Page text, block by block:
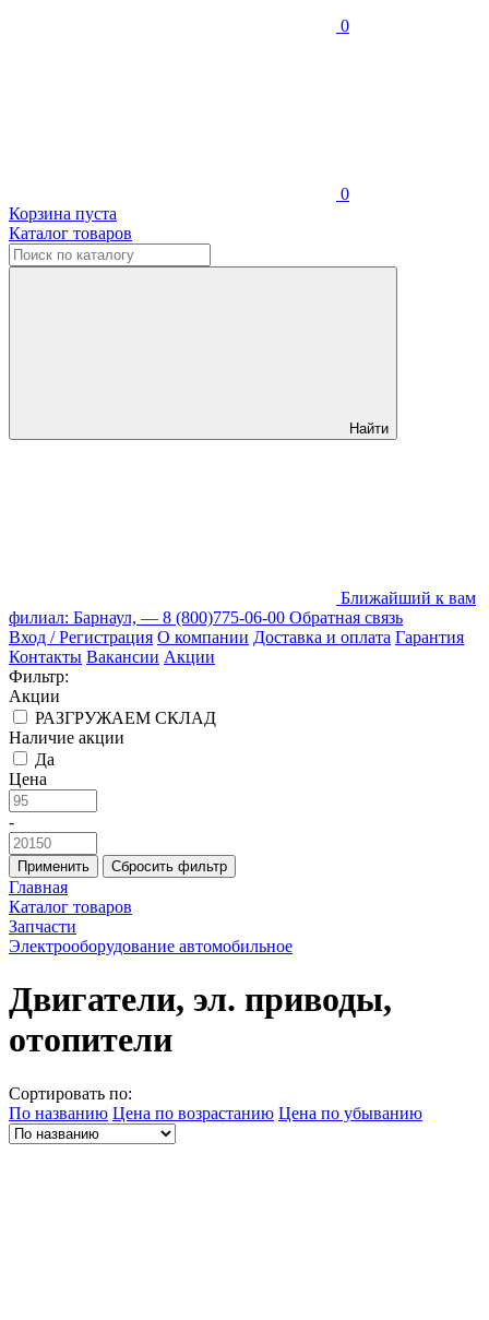
0
0
Корзина пуста
Каталог товаров
Найти
Ближайший к вам
филиал: Барнаул, — 8 (800)775-06-00 Обратная связь
Вход / Регистрация О компании Доставка и оплата Гарантия
Контакты Вакансии Акции
Фильтр:
Акции
РАЗГРУЖАЕМ СКЛАД
Наличие акции
Да
Цена
-
Применить Сбросить фильтр
Главная
Каталог товаров
Запчасти
Электрооборудование автомобильное
Двигатели, эл. приводы,
отопители
Сортировать по:
По названию Цена по возрастанию Цена по убыванию